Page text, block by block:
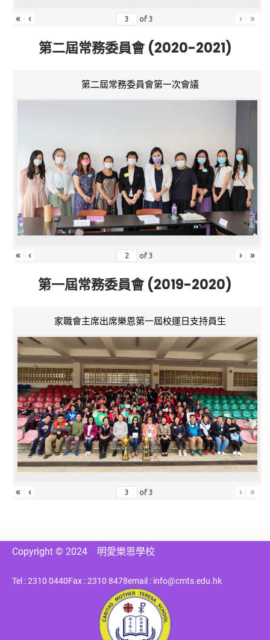
« ‹ of3 › »
第二屆常務委員會 (2020-2021)
第二屆常務委員會第一次會議
« ‹ of3 › »
第一屆常務委員會 (2019-2020)
家職會主席出席樂恩第一屆校運日支持員生
« ‹ of3 › »
Copyright © 2024 明愛樂恩學校
Tel : 2310 0440Fax : 2310 8478email : info@cmts.edu.hk